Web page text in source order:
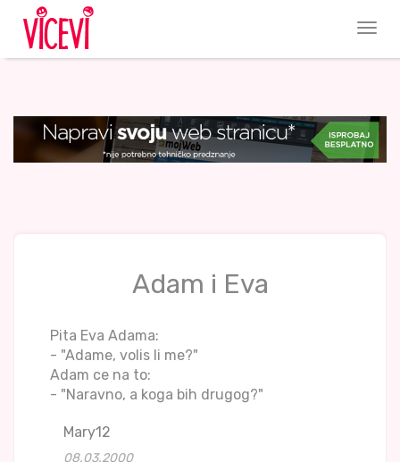
Adam i Eva
Pita Eva Adama:
- "Adame, volis li me?"
Adam ce na to:
- "Naravno, a koga bih drugog?"
Mary12
08.03.2000